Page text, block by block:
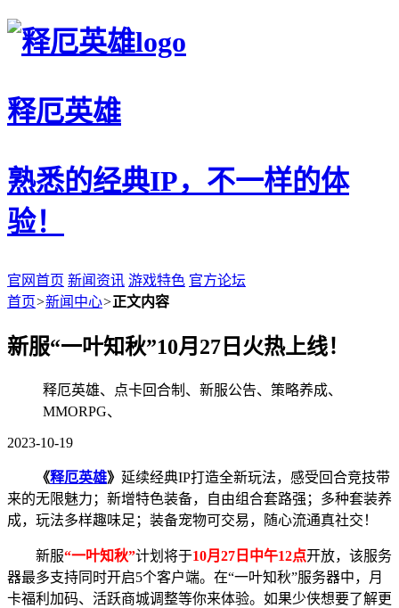
释厄英雄
熟悉的经典IP，不一样的体
验！
官网首页 新闻资讯 游戏特色 官方论坛
首页>新闻中心>正文内容
新服“一叶知秋”10月27日火热上线！
释厄英雄、点卡回合制、新服公告、策略养成、
MMORPG、
2023-10-19
《释厄英雄》 延续经典IP打造全新玩法，感受回合竞技带
来的无限魅力；新增特色装备，自由组合套路强；多种套装养
成，玩法多样趣味足；装备宠物可交易，随心流通真社交！
新服“一叶知秋”计划将于10月27日中午12点开放，该服务
器最多支持同时开启5个客户端。在“一叶知秋”服务器中，月
卡福利加码、活跃商城调整等你来体验。如果少侠想要了解更